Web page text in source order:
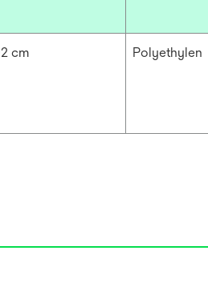
cm Polyethylen